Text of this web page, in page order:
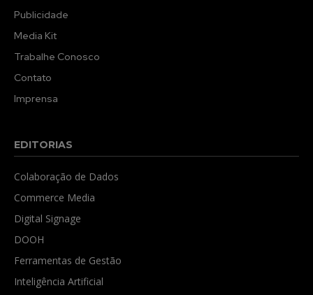
Publicidade
Media Kit
Trabalhe Conosco
Contato
Imprensa
EDITORIAS
Colaboração de Dados
Commerce Media
Digital Signage
DOOH
Ferramentas de Gestão
Inteligência Artificial